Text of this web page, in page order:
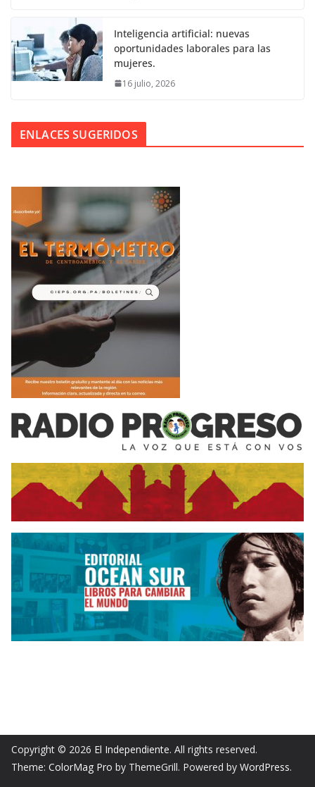
Inteligencia artificial: nuevas
oportunidades laborales para las
mujeres.
16 julio, 2026
ENLACES SUGERIDOS
Copyright © 2026 El Independiente. All rights reserved.
Theme: ColorMag Pro by ThemeGrill. Powered by WordPress.